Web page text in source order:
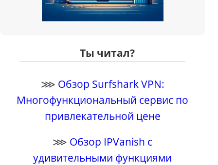
Ты читал?
⋙ Обзор Surfshark VPN:
Многофункциональный сервис по
привлекательной цене
⋙ Обзор IPVanish с
удивительными функциями